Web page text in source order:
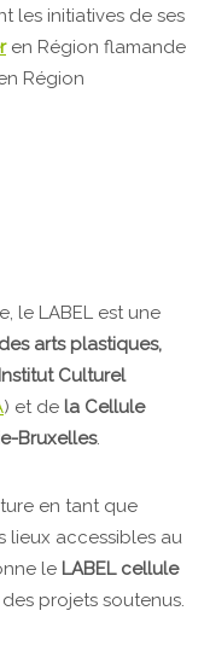
les initiatives de ses
en Région flamande
Région
le LABEL est une
arts plastiques,
Culturel
) et de la Cellule
Bruxelles.
en tant que
lieux accessibles au
le LABEL cellule
projets soutenus.